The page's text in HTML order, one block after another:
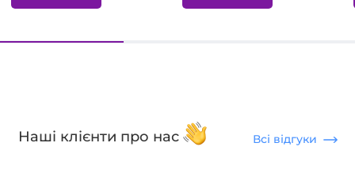
Наші клієнти про нас Всі відгуки